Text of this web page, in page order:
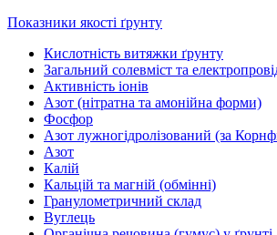
Показники якості ґрунту
Кислотність витяжки ґрунту
Загальний солевміст та
Активність іонів
Азот (нітратна та амонійна форми)
Фосфор
Азот лужногідролізований (за
Азот
Калій
Кальцій та магній (обмінні)
Гранулометричний склад
Вуглець